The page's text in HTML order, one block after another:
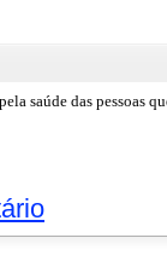
saúde das pessoas